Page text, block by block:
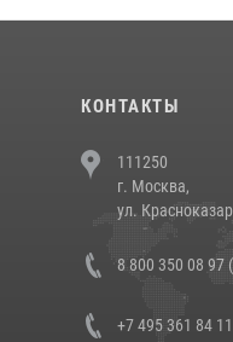
КОНТАКТЫ
111250
г. Москва,
ул.
8 800 350 08 97
+7 495 361 84 11